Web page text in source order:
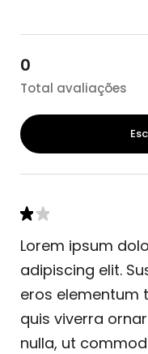
0
Total avaliações
Lorem ipsum
adipiscing elit.
eros elementum
quis viverra
nulla, ut